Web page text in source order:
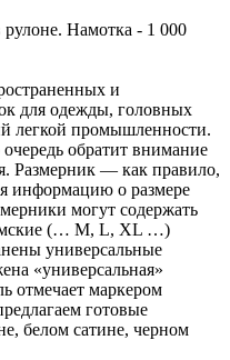
Намотка - 1 000
и
для одежды, головных
легкой промышленности.
обратит внимание
Размерник — как правило,
информацию о размере
могут содержать
(… M, L, XL …)
универсальные
«универсальная»
отмечает маркером
готовые
белом сатине, черном